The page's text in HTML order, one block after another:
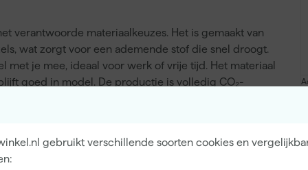
gebruikt verschillende soorten cookies en
verantwoorde materiaalkeuzes. Het is gemaakt van
wat zorgt voor een ademende stof die snel droogt.
je mee, ideaal voor werk of vrije tijd. Het materiaal
goed in model. De productie is volledig CO₂-
for All. Je wast het shirt op 40 graden, strijkt het op
levensduur. De kleurcombinatie wit met navy